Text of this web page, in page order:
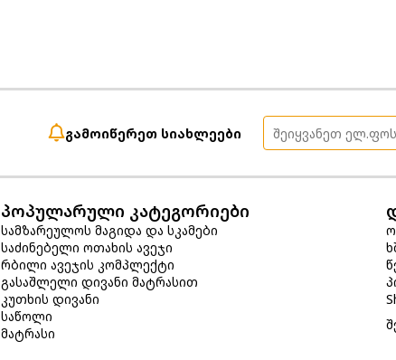
გამოიწერეთ სიახლეები
პოპულარული კატეგორიები
სამზარეულოს მაგიდა და სკამები
საძინებელი ოთახის ავეჯი
რბილი ავეჯის კომპლექტი
გასაშლელი დივანი მატრასით
კუთხის დივანი
საწოლი
მატრასი